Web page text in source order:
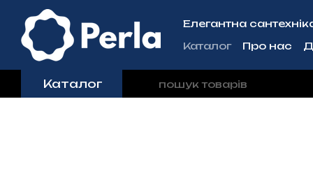
Перейти до основного контенту
Елегантна
Каталог
Про нас
Каталог